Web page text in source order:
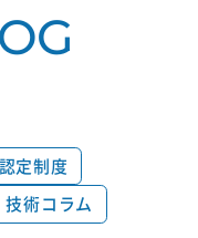
認定制度
技術コラム